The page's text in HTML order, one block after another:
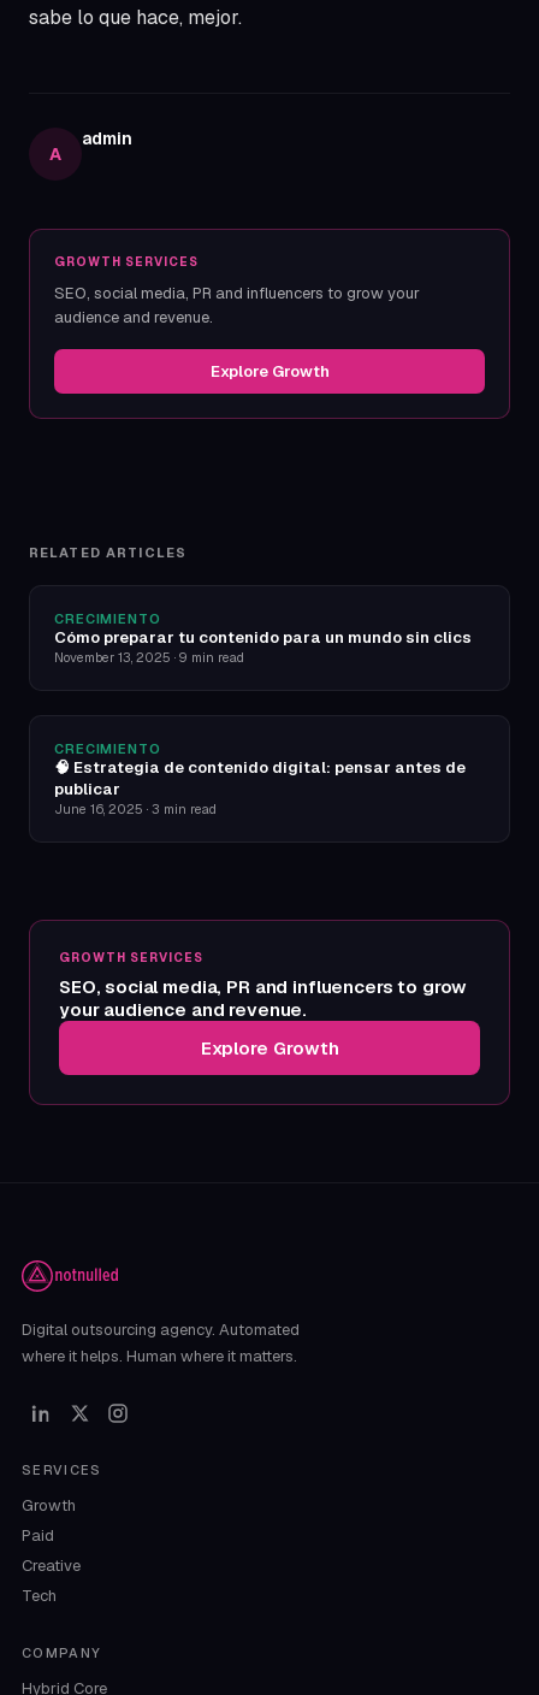
sabe lo que hace, mejor.
A
admin
GROWTH SERVICES
SEO, social media, PR and influencers to grow your
audience and revenue.
Explore Growth
RELATED ARTICLES
CRECIMIENTO
Cómo preparar tu contenido para un mundo sin clics
November 13, 2025 · 9 min read
CRECIMIENTO
🧠 Estrategia de contenido digital: pensar antes de
publicar
June 16, 2025 · 3 min read
GROWTH SERVICES
SEO, social media, PR and influencers to grow
your audience and revenue.
Explore Growth
Digital outsourcing agency. Automated
where it helps. Human where it matters.
SERVICES
Growth
Paid
Creative
Tech
COMPANY
Hybrid Core